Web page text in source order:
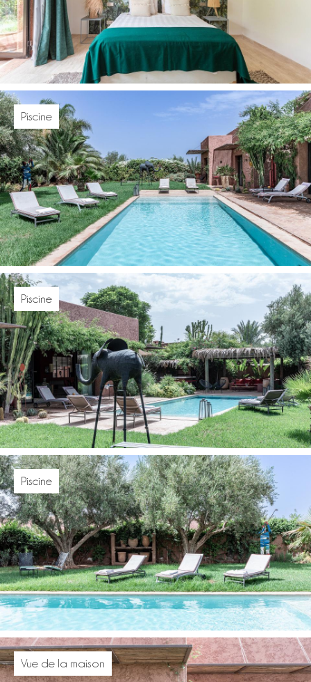
Piscine
Piscine
Piscine
Vue de la maison